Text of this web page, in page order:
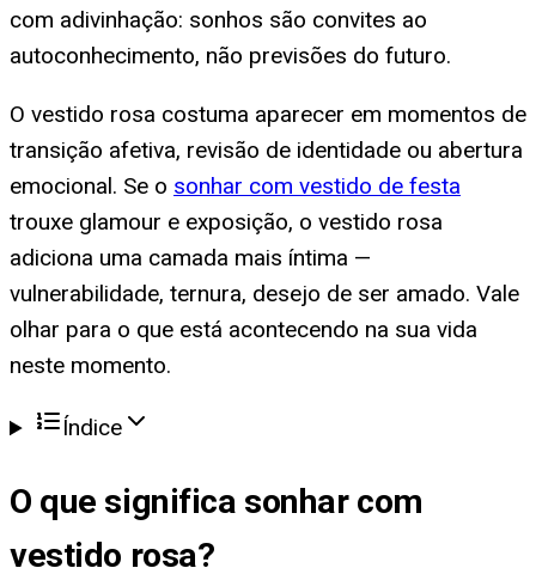
com adivinhação: sonhos são convites ao
autoconhecimento, não previsões do futuro.
O vestido rosa costuma aparecer em momentos de
transição afetiva, revisão de identidade ou abertura
emocional. Se o sonhar com vestido de festa
trouxe glamour e exposição, o vestido rosa
adiciona uma camada mais íntima —
vulnerabilidade, ternura, desejo de ser amado. Vale
olhar para o que está acontecendo na sua vida
neste momento.
Índice
O que significa sonhar com
vestido rosa?